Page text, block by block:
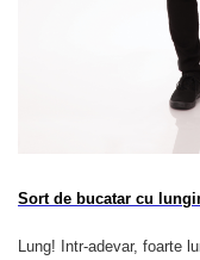
Sort de bucatar cu
Lung! Intr-adevar, foarte